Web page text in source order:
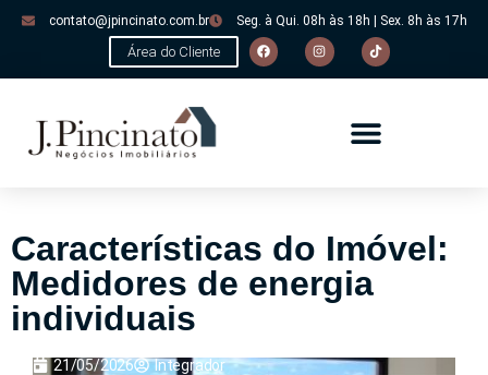
contato@jpincinato.com.br Seg. à Qui. 08h às 18h | Sex. 8h às 17h
Área do Cliente
Características do Imóvel:
Medidores de energia
individuais
21/05/2026 Integrador